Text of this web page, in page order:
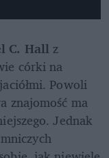
C. Hall z
córki na
Powoli
znajomość ma
Jednak